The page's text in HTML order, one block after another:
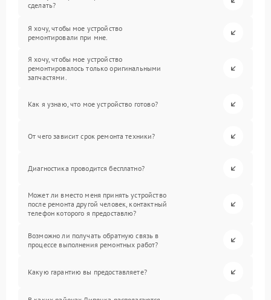
сделать?
Я хочу, чтобы мое устройство
ремонтировали при мне.
Я хочу, чтобы мое устройство
ремонтировалось только оригинальными
запчастями.
Как я узнаю, что мое устройство готово?
От чего зависит срок ремонта техники?
Диагностика проводится бесплатно?
Может ли вместо меня принять устройство
после ремонта другой человек, контактный
телефон которого я предоставлю?
Возможно ли получать обратную связь в
процессе выполнения ремонтных работ?
Какую гарантию вы предоставляете?